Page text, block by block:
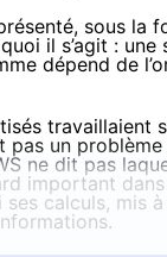
sous la
il s’agit :
dépend de
travaillaient
pas un
ne dit pas
important
calculs, mis